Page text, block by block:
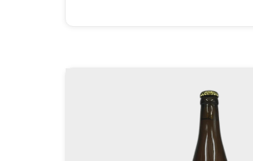
prachtig amber tot koper van
complex door gebruik van iets
paradijszaad en de gebruikte
complex, moutig en iets kruidig.